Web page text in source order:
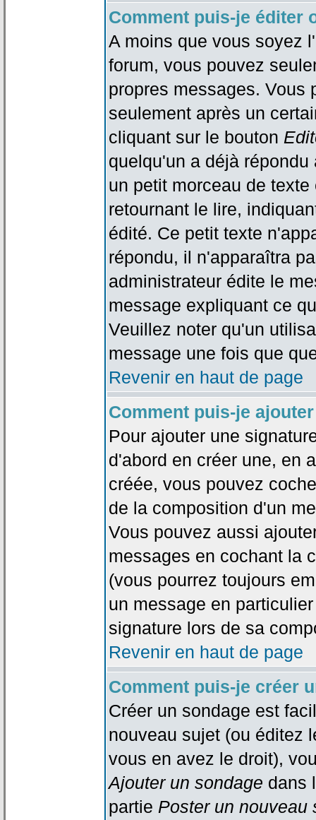
Comment puis-je éditer
A moins que vous soyez
forum, vous pouvez
propres messages. Vous
seulement après un
cliquant sur le bouton
quelqu'un a déjà
un petit morceau de
retournant le lire,
édité. Ce petit texte
répondu, il n'apparaîtra
administrateur édite le
message expliquant ce
Veuillez noter qu'un
message une fois que
Revenir en haut de page
Comment puis-je
Pour ajouter une
d'abord en créer une, en
créée, vous pouvez
de la composition d'un
Vous pouvez aussi
messages en cochant la
(vous pourrez toujours
un message en
signature lors de sa
Revenir en haut de page
Comment puis-je créer
Créer un sondage est
nouveau sujet (ou éditez
vous en avez le droit),
Ajouter un sondage dans
partie Poster un nouveau